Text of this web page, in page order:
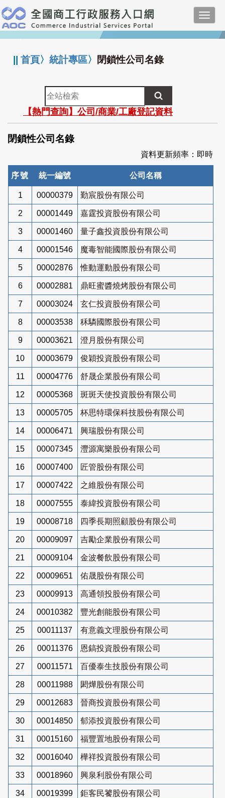
跳
到
主
要
:::
||首頁〉統計專區〉 閉鎖性公司名錄
全
站
檢
索
【熱門查詢】公司/商業/工廠登記資料
閉鎖性公司名錄
資料更新頻率：即時
序號 統一編號 公司名稱
1 00000379 勤宸股份有限公司
2 00001449 嘉霆投資股份有限公司
3 00001460 量子鑫投資股份有限公司
4 00001546 魔毒智能國際股份有限公司
5 00002876 惟動運動股份有限公司
6 00002881 鼎旺蜜醬燒烤股份有限公司
7 00003024 玄仁投資股份有限公司
8 00003538 秝驎國際股份有限公司
9 00003621 澄月股份有限公司
10 00003679 俊穎投資股份有限公司
11 00004776 舒晟企業股份有限公司
12 00005368 斑斑天使投資股份有限公司
13 00005705 杯思特環保科技股份有限公司
14 00006471 興瑞股份有限公司
15 00007345 灃源寓樂股份有限公司
16 00007400 匠管股份有限公司
17 00007422 之維股份有限公司
18 00007555 泰緯投資股份有限公司
19 00008718 四季長期照顧股份有限公司
20 00009097 吉勵企業股份有限公司
21 00009104 金波餐飲股份有限公司
22 00009651 佑晟股份有限公司
23 00009913 高通領投股份有限公司
24 00010382 豐光創能股份有限公司
25 00011137 有意義文理股份有限公司
26 00011376 恩鎬投資股份有限公司
27 00011571 百優泰生技股份有限公司
28 00011988 閎燁股份有限公司
29 00012683 晉商投資股份有限公司
30 00014850 郁添投資股份有限公司
31 00015160 福豐置地股份有限公司
32 00016040 樺祥投資股份有限公司
33 00018960 興泉利股份有限公司
34 00019399 鉅客民饕股份有限公司